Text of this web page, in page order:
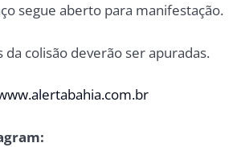
segue aberto para manifestação.
da colisão deverão ser apuradas.